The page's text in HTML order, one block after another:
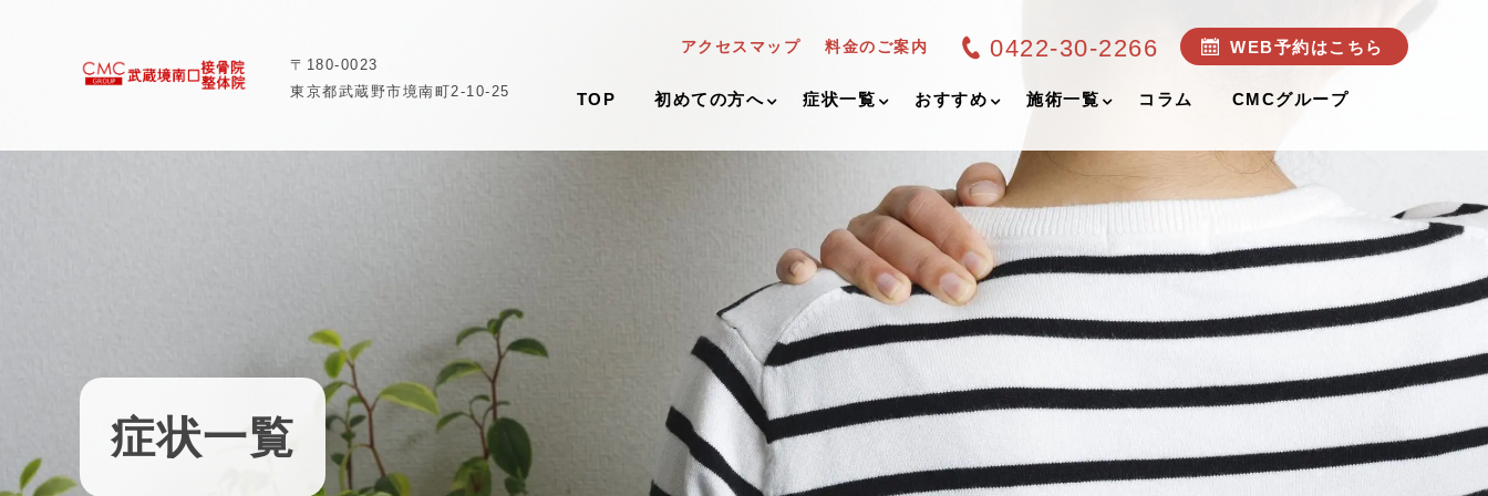
〒180-0023
東京都武蔵野市境南町2-10-25
アクセスマップ 料金のご案内 0422-30-2266 WEB予約はこちら
TOP 初めての方へ 症状一覧 おすすめ 施術一覧 コラム CMCグループ
症状一覧